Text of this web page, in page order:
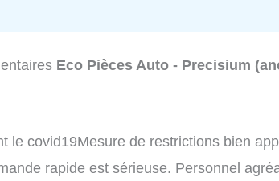
Eco Pièces Auto - Precisium
le covid19Mesure de restrictions bien
rapide est sérieuse. Personnel